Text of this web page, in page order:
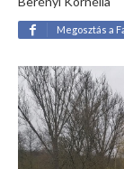
Megosztás a